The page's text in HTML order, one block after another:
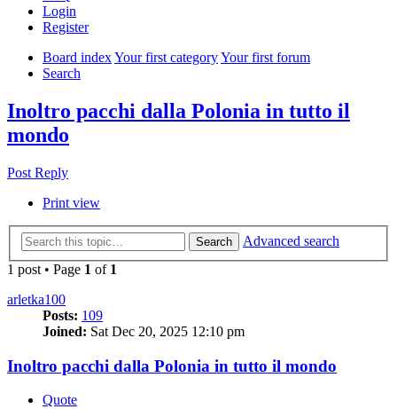
Login
Register
Board indexYour first categoryYour first forum
Search
Inoltro pacchi dalla Polonia in tutto il
mondo
Post Reply
Print view
Search
Advanced search
1 post • Page 1 of 1
arletka100
Posts: 109
Joined: Sat Dec 20, 2025 12:10 pm
Inoltro pacchi dalla Polonia in tutto il mondo
Quote